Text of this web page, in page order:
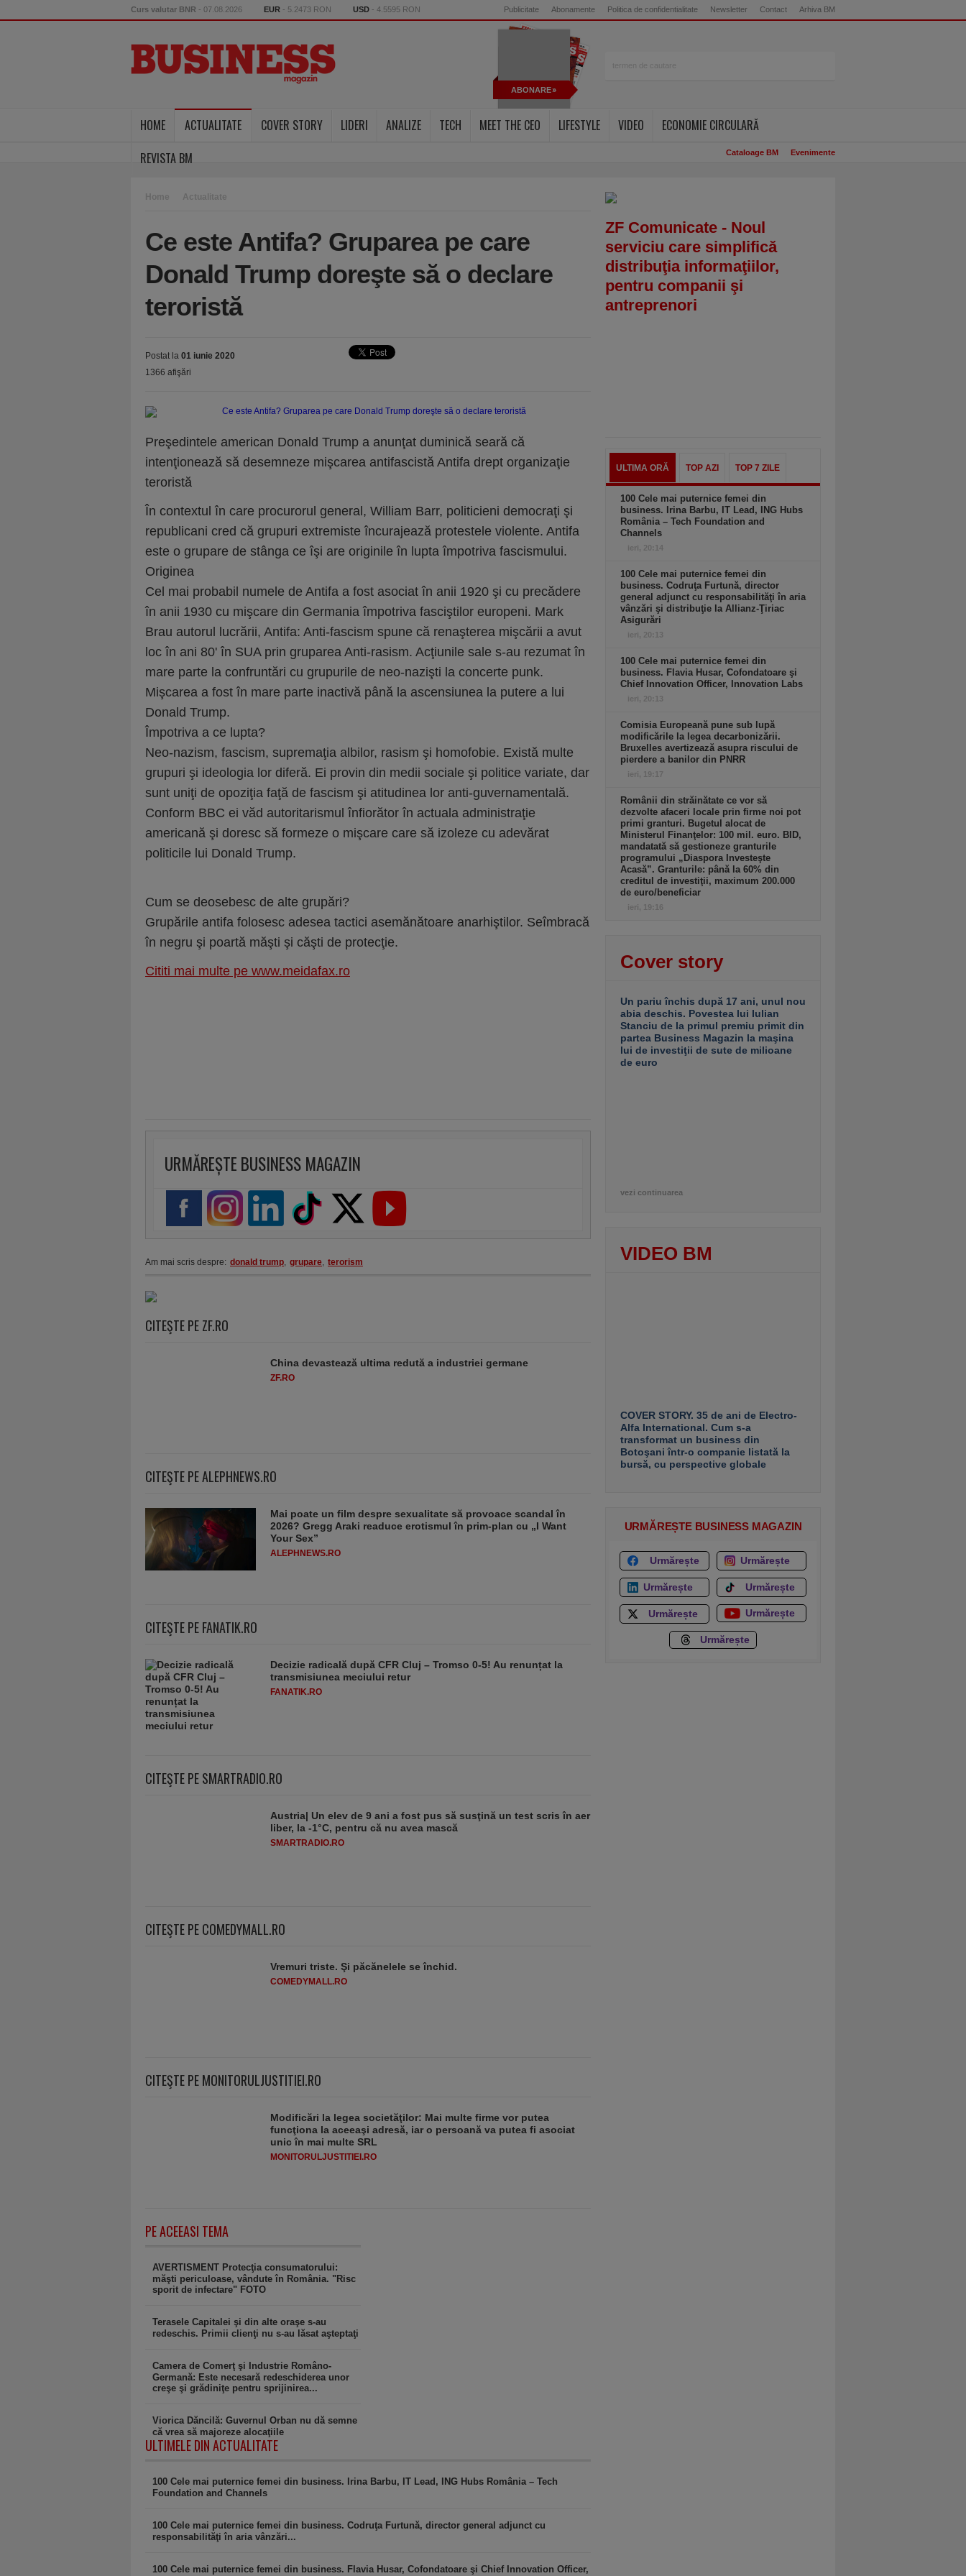
Curs valutar BNR - 07.08.2026 EUR - 5.2473 RON USD - 4.5595 RON Publicitate Abonamente Politica de confidentialitate Newsletter Contact Arhiva BM
ABONARE
HOME ACTUALITATE COVER STORY LIDERI ANALIZE TECH MEET THE CEO LIFESTYLE VIDEO
ECONOMIE CIRCULARĂ
REVISTA BM
Cataloage BM Evenimente
Home Actualitate
Ce este Antifa? Gruparea pe care
Donald Trump doreşte să o declare
teroristă
Postat la 01 iunie 2020
1366 afişări
Preşedintele american Donald Trump a anunţat duminică seară că
intenţionează să desemneze mişcarea antifascistă Antifa drept organizaţie
teroristă
În contextul în care procurorul general, William Barr, politicieni democraţi şi
republicani cred că grupuri extremiste încurajează protestele violente. Antifa
este o grupare de stânga ce îşi are originile în lupta împotriva fascismului.
Originea
Cel mai probabil numele de Antifa a fost asociat în anii 1920 şi cu precădere
în anii 1930 cu mişcare din Germania împotriva fasciştilor europeni. Mark
Brau autorul lucrării, Antifa: Anti-fascism spune că renaşterea mişcării a avut
loc în ani 80' în SUA prin gruparea Anti-rasism. Acţiunile sale s-au rezumat în
mare parte la confruntări cu grupurile de neo-nazişti la concerte punk.
Mişcarea a fost în mare parte inactivă până la ascensiunea la putere a lui
Donald Trump.
Împotriva a ce lupta?
Neo-nazism, fascism, supremaţia albilor, rasism şi homofobie. Există multe
grupuri şi ideologia lor diferă. Ei provin din medii sociale şi politice variate, dar
sunt uniţi de opoziţia faţă de fascism şi atitudinea lor anti-guvernamentală.
Conform BBC ei văd autoritarismul înfiorător în actuala administraţie
americană şi doresc să formeze o mişcare care să izoleze cu adevărat
politicile lui Donald Trump.
Cum se deosebesc de alte grupări?
Grupările antifa folosesc adesea tactici asemănătoare anarhiştilor. Seîmbracă
în negru şi poartă măşti şi căşti de protecţie.
Cititi mai multe pe www.meidafax.ro
URMĂREȘTE BUSINESS MAGAZIN
Am mai scris despre: donald trump, grupare, terorism
CITEŞTE PE ZF.RO
China devastează ultima redută a industriei germane
ZF.RO
CITEŞTE PE ALEPHNEWS.RO
Mai poate un film despre sexualitate să provoace scandal în
2026? Gregg Araki readuce erotismul în prim-plan cu „I Want
Your Sex”
ALEPHNEWS.RO
CITEŞTE PE FANATIK.RO
Decizie radicală după CFR Cluj – Tromso 0-5! Au renunțat la
transmisiunea meciului retur
FANATIK.RO
CITEŞTE PE SMARTRADIO.RO
Austria| Un elev de 9 ani a fost pus să susţină un test scris în aer
liber, la -1°C, pentru că nu avea mască
SMARTRADIO.RO
CITEŞTE PE COMEDYMALL.RO
Vremuri triste. Şi păcănelele se închid.
COMEDYMALL.RO
CITEŞTE PE MONITORULJUSTITIEI.RO
Modificări la legea societăţilor: Mai multe firme vor putea
funcţiona la aceeaşi adresă, iar o persoană va putea fi asociat
unic în mai multe SRL
MONITORULJUSTITIEI.RO
PE ACEEASI TEMA
AVERTISMENT Protecţia consumatorului:
măşti periculoase, vândute în România. "Risc
sporit de infectare" FOTO
Terasele Capitalei şi din alte oraşe s-au
redeschis. Primii clienţi nu s-au lăsat aşteptaţi
Camera de Comerţ şi Industrie Româno-
Germană: Este necesară redeschiderea unor
creşe şi grădiniţe pentru sprijinirea...
Viorica Dăncilă: Guvernul Orban nu dă semne
că vrea să majoreze alocaţiile
ULTIMELE DIN ACTUALITATE
100 Cele mai puternice femei din business. Irina Barbu, IT Lead, ING Hubs România – Tech
Foundation and Channels
100 Cele mai puternice femei din business. Codruţa Furtună, director general adjunct cu
responsabilităţi în aria vânzări...
100 Cele mai puternice femei din business. Flavia Husar, Cofondatoare şi Chief Innovation Officer,
ZF Comunicate - Noul
serviciu care simplifică
distribuţia informaţiilor,
pentru companii şi
antreprenori
ULTIMA ORĂ TOP AZI TOP 7 ZILE
100 Cele mai puternice femei din
business. Irina Barbu, IT Lead, ING Hubs
România – Tech Foundation and
Channels
ieri, 20:14
100 Cele mai puternice femei din
business. Codruţa Furtună, director
general adjunct cu responsabilităţi în aria
vânzări şi distribuţie la Allianz-Ţiriac
Asigurări
ieri, 20:13
100 Cele mai puternice femei din
business. Flavia Husar, Cofondatoare şi
Chief Innovation Officer, Innovation Labs
ieri, 20:13
Comisia Europeană pune sub lupă
modificările la legea decarbonizării.
Bruxelles avertizează asupra riscului de
pierdere a banilor din PNRR
ieri, 19:17
Românii din străinătate ce vor să
dezvolte afaceri locale prin firme noi pot
primi granturi. Bugetul alocat de
Ministerul Finanţelor: 100 mil. euro. BID,
mandatată să gestioneze granturile
programului „Diaspora Investeşte
Acasă”. Granturile: până la 60% din
creditul de investiţii, maximum 200.000
de euro/beneficiar
ieri, 19:16
Cover story
Un pariu închis după 17 ani, unul nou
abia deschis. Povestea lui Iulian
Stanciu de la primul premiu primit din
partea Business Magazin la maşina
lui de investiţii de sute de milioane
de euro
vezi continuarea
VIDEO BM
COVER STORY. 35 de ani de Electro-
Alfa International. Cum s-a
transformat un business din
Botoşani într-o companie listată la
bursă, cu perspective globale
URMĂREȘTE BUSINESS MAGAZIN
Urmărește Urmărește
Urmărește Urmărește
Urmărește Urmărește
Urmărește